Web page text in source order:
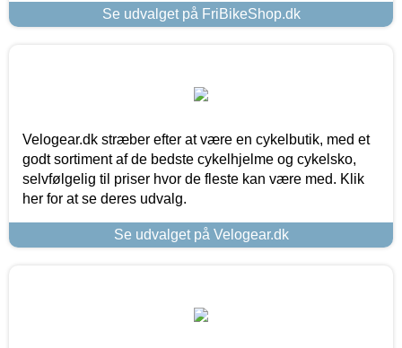
Se udvalget på FriBikeShop.dk
Velogear.dk stræber efter at være en cykelbutik, med et
godt sortiment af de bedste cykelhjelme og cykelsko,
selvfølgelig til priser hvor de fleste kan være med. Klik
her for at se deres udvalg.
Se udvalget på Velogear.dk